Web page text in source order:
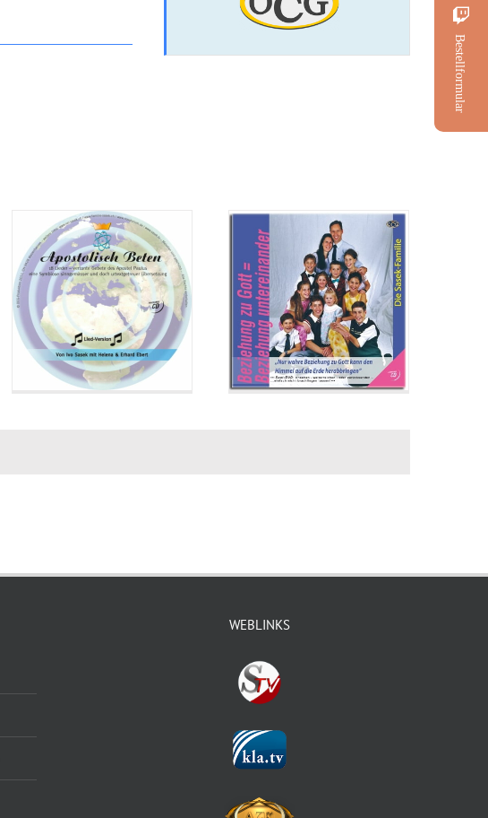
WEBLINKS
Bestellformular